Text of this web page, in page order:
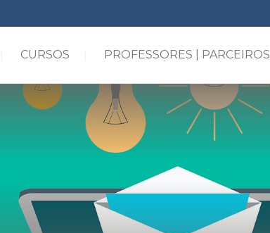
CURSOS PROFESSORES | PARCEIROS